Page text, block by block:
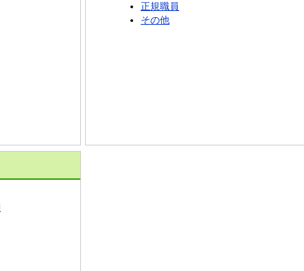
正規職員
その他